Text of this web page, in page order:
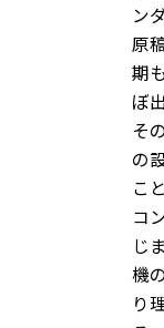
ン
原
期
ぼ
そ
の
こ
コ
じ
機
り